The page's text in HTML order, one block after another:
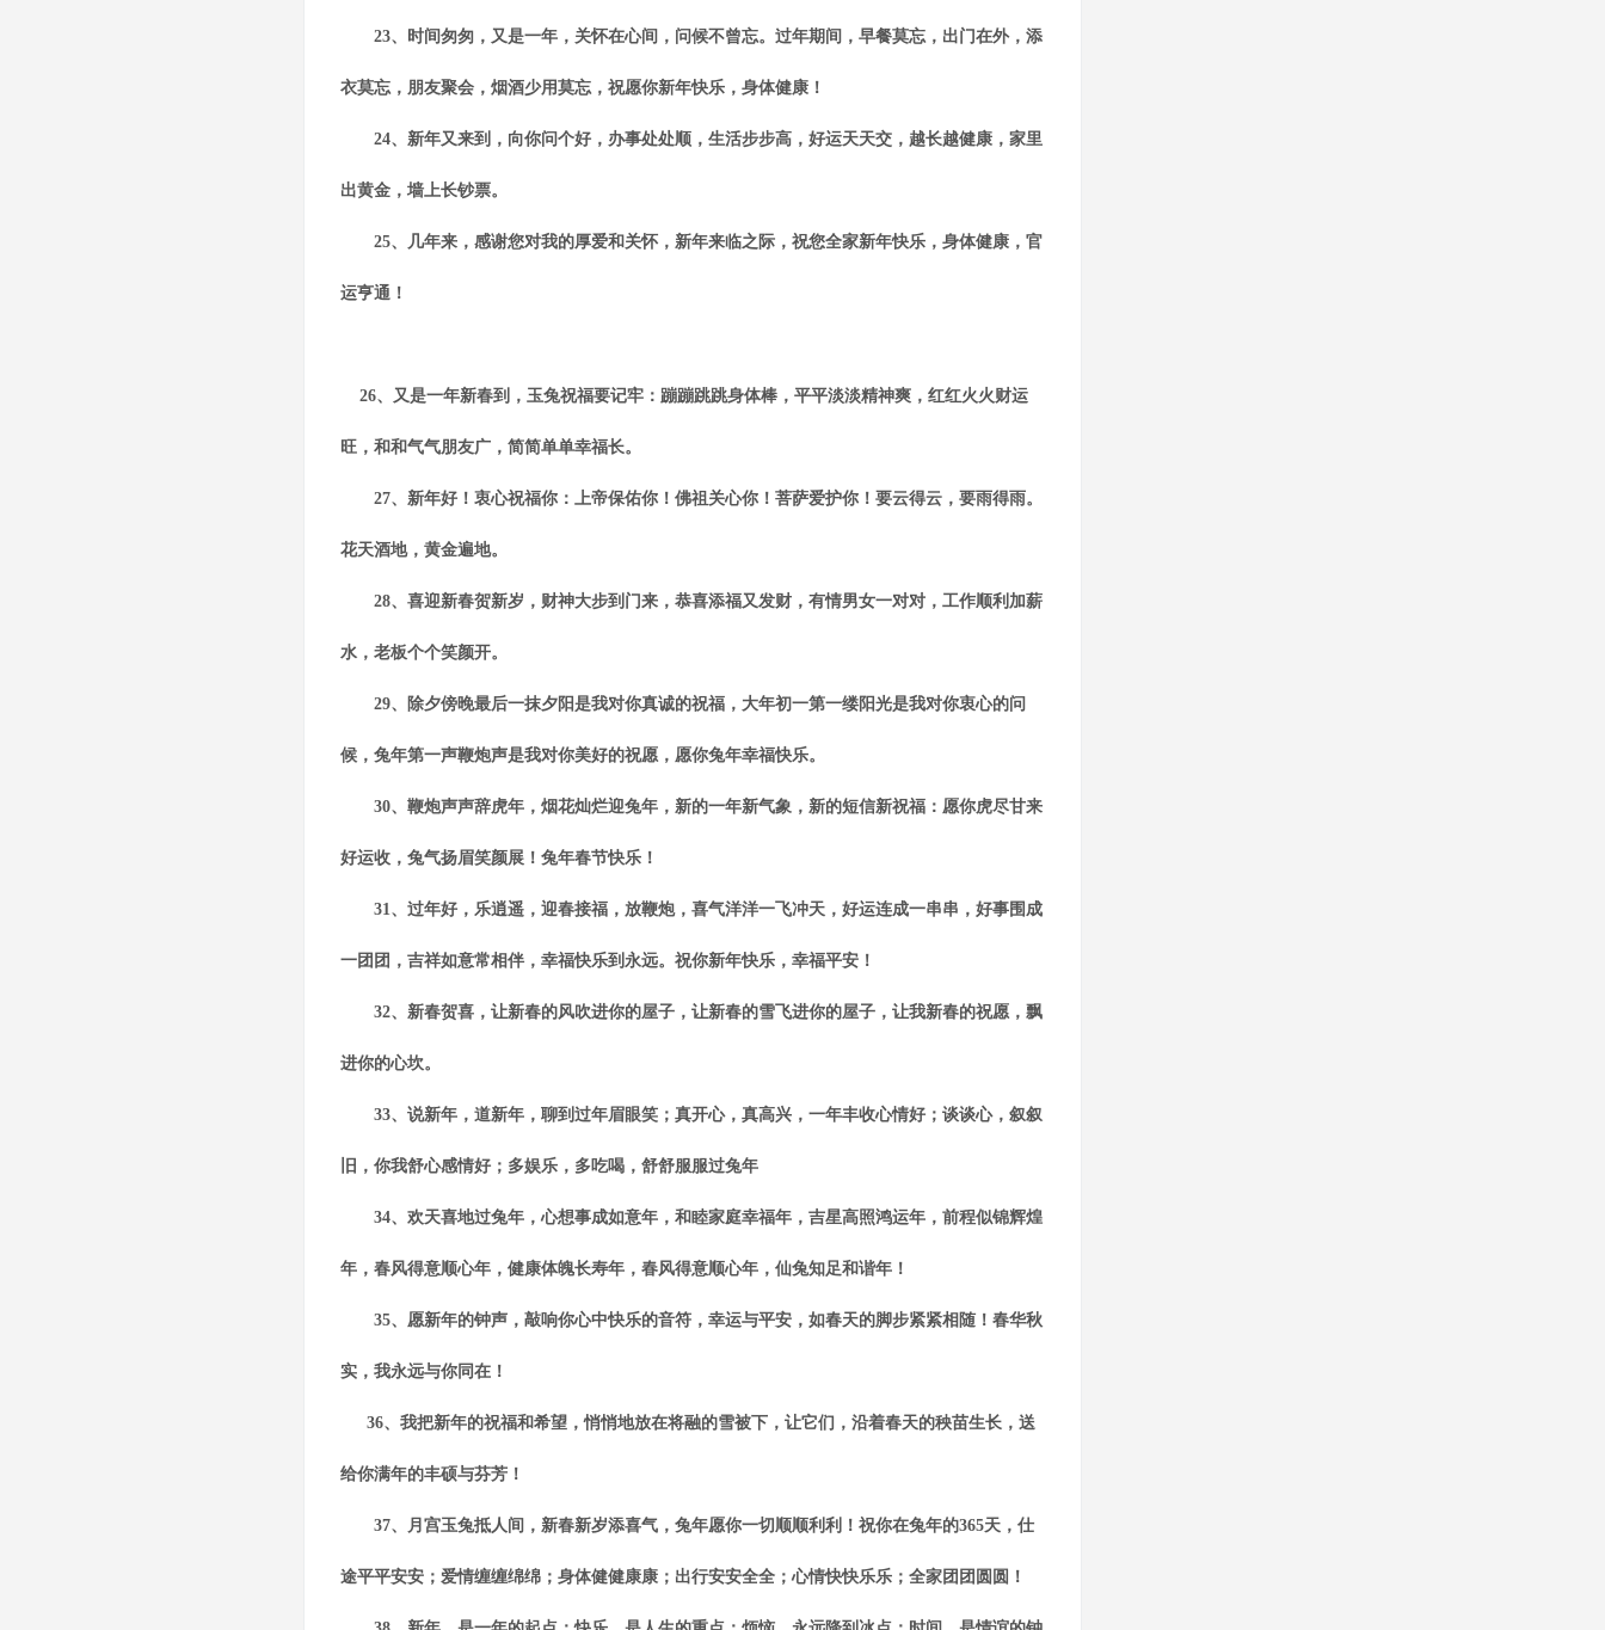
23、时间匆匆，又是一年，关怀在心间，问候不曾忘。过年期间，早餐莫忘，出门在外，添
衣莫忘，朋友聚会，烟酒少用莫忘，祝愿你新年快乐，身体健康！
24、新年又来到，向你问个好，办事处处顺，生活步步高，好运天天交，越长越健康，家里
出黄金，墙上长钞票。
25、几年来，感谢您对我的厚爱和关怀，新年来临之际，祝您全家新年快乐，身体健康，官
运亨通！
26、又是一年新春到，玉兔祝福要记牢：蹦蹦跳跳身体棒，平平淡淡精神爽，红红火火财运
旺，和和气气朋友广，简简单单幸福长。
27、新年好！衷心祝福你：上帝保佑你！佛祖关心你！菩萨爱护你！要云得云，要雨得雨。
花天酒地，黄金遍地。
28、喜迎新春贺新岁，财神大步到门来，恭喜添福又发财，有情男女一对对，工作顺利加薪
水，老板个个笑颜开。
29、除夕傍晚最后一抹夕阳是我对你真诚的祝福，大年初一第一缕阳光是我对你衷心的问
候，兔年第一声鞭炮声是我对你美好的祝愿，愿你兔年幸福快乐。
30、鞭炮声声辞虎年，烟花灿烂迎兔年，新的一年新气象，新的短信新祝福：愿你虎尽甘来
好运收，兔气扬眉笑颜展！兔年春节快乐！
31、过年好，乐逍遥，迎春接福，放鞭炮，喜气洋洋一飞冲天，好运连成一串串，好事围成
一团团，吉祥如意常相伴，幸福快乐到永远。祝你新年快乐，幸福平安！
32、新春贺喜，让新春的风吹进你的屋子，让新春的雪飞进你的屋子，让我新春的祝愿，飘
进你的心坎。
33、说新年，道新年，聊到过年眉眼笑；真开心，真高兴，一年丰收心情好；谈谈心，叙叙
旧，你我舒心感情好；多娱乐，多吃喝，舒舒服服过兔年
34、欢天喜地过兔年，心想事成如意年，和睦家庭幸福年，吉星高照鸿运年，前程似锦辉煌
年，春风得意顺心年，健康体魄长寿年，春风得意顺心年，仙兔知足和谐年！
35、愿新年的钟声，敲响你心中快乐的音符，幸运与平安，如春天的脚步紧紧相随！春华秋
实，我永远与你同在！
36、我把新年的祝福和希望，悄悄地放在将融的雪被下，让它们，沿着春天的秧苗生长，送
给你满年的丰硕与芬芳！
37、月宫玉兔抵人间，新春新岁添喜气，兔年愿你一切顺顺利利！祝你在兔年的365天，仕
途平平安安；爱情缠缠绵绵；身体健健康康；出行安安全全；心情快快乐乐；全家团团圆圆！